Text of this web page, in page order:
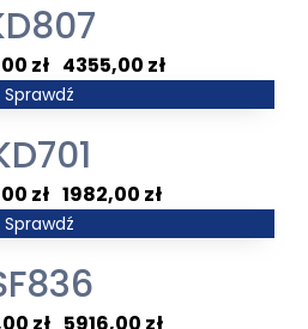
zł 4355,00 zł
Sprawdź
zł– 1982,00 zł
Sprawdź